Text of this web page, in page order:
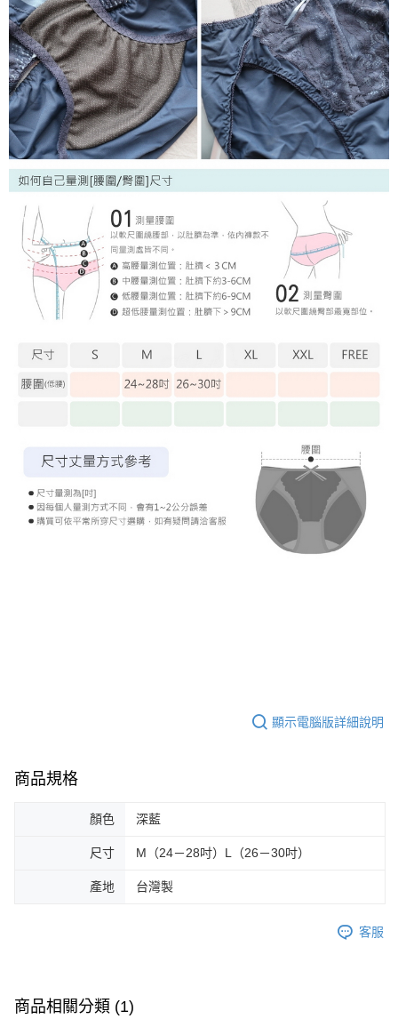
顯示電腦版詳細說明
商品規格
顏色 深藍
尺寸 M（24－28吋）L（26－30吋）
產地 台灣製
客服
商品相關分類 (1)